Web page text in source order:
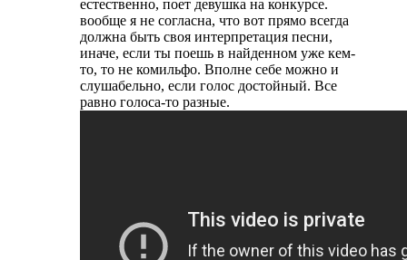
естественно, поет девушка на конкурсе.
вообще я не согласна, что вот прямо всегда
должна быть своя интерпретация песни,
иначе, если ты поешь в найденном уже кем-
то, то не комильфо. Вполне себе можно и
слушабельно, если голос достойный. Все
равно голоса-то разные.